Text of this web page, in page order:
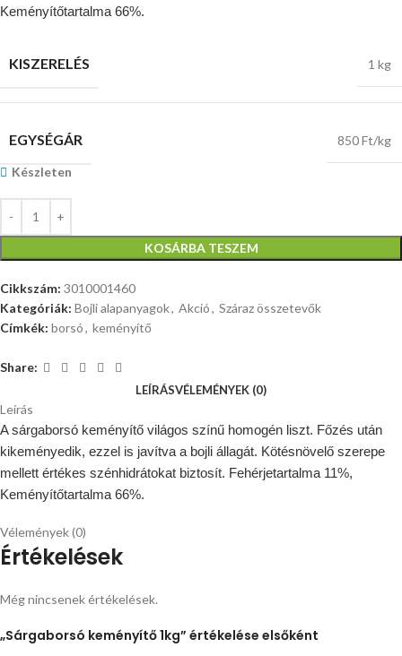
Keményítőtartalma 66%.
KISZERELÉS 1 kg
EGYSÉGÁR 850 Ft/kg
Készleten
KOSÁRBA TESZEM
Cikkszám: 3010001460
Kategóriák: Bojli alapanyagok, Akció, Száraz összetevők
Címkék: borsó, keményítő
Share:
LEÍRÁSVÉLEMÉNYEK (0)
Leírás
A sárgaborsó keményítő világos színű homogén liszt. Főzés után
kikeményedik, ezzel is javítva a bojli állagát. Kötésnövelő szerepe
mellett értékes szénhidrátokat biztosít. Fehérjetartalma 11%,
Keményítőtartalma 66%.
Vélemények (0)
Értékelések
Még nincsenek értékelések.
„Sárgaborsó keményítő 1kg” értékelése elsőként